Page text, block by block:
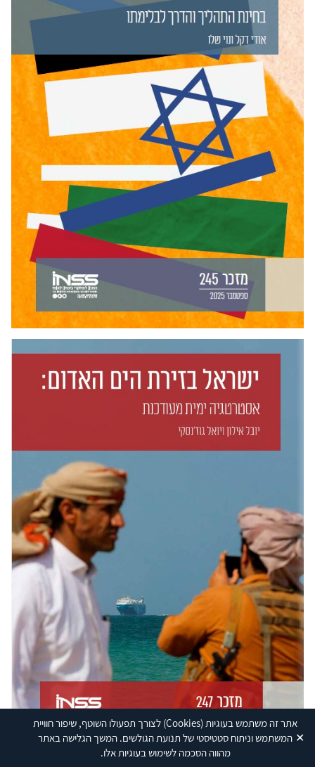
אתר זה משתמש בעוגיות(Cookies) לצורך תפעולו השוטף, שיפור חוויית
המשתמש וניתוח סטטיסטי של תנועת הגולשים. המשך הגלישה באתר
מהווה הסכמה לשימוש בעוגיות אלו.
✕